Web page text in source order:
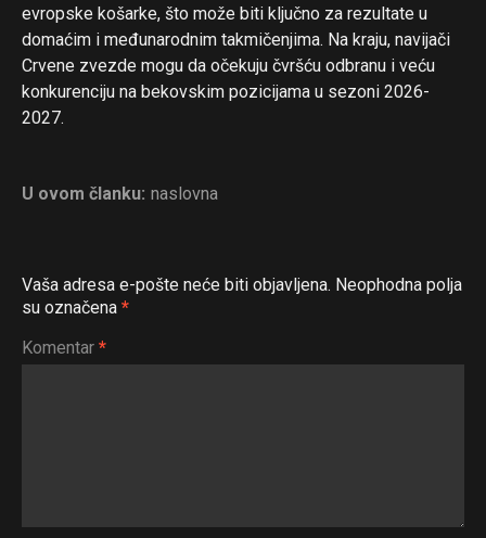
evropske košarke, što može biti ključno za rezultate u
domaćim i međunarodnim takmičenjima. Na kraju, navijači
Crvene zvezde mogu da očekuju čvršću odbranu i veću
konkurenciju na bekovskim pozicijama u sezoni 2026-
2027.
U ovom članku: naslovna
Vaša adresa e-pošte neće biti objavljena. Neophodna polja
su označena *
Komentar *